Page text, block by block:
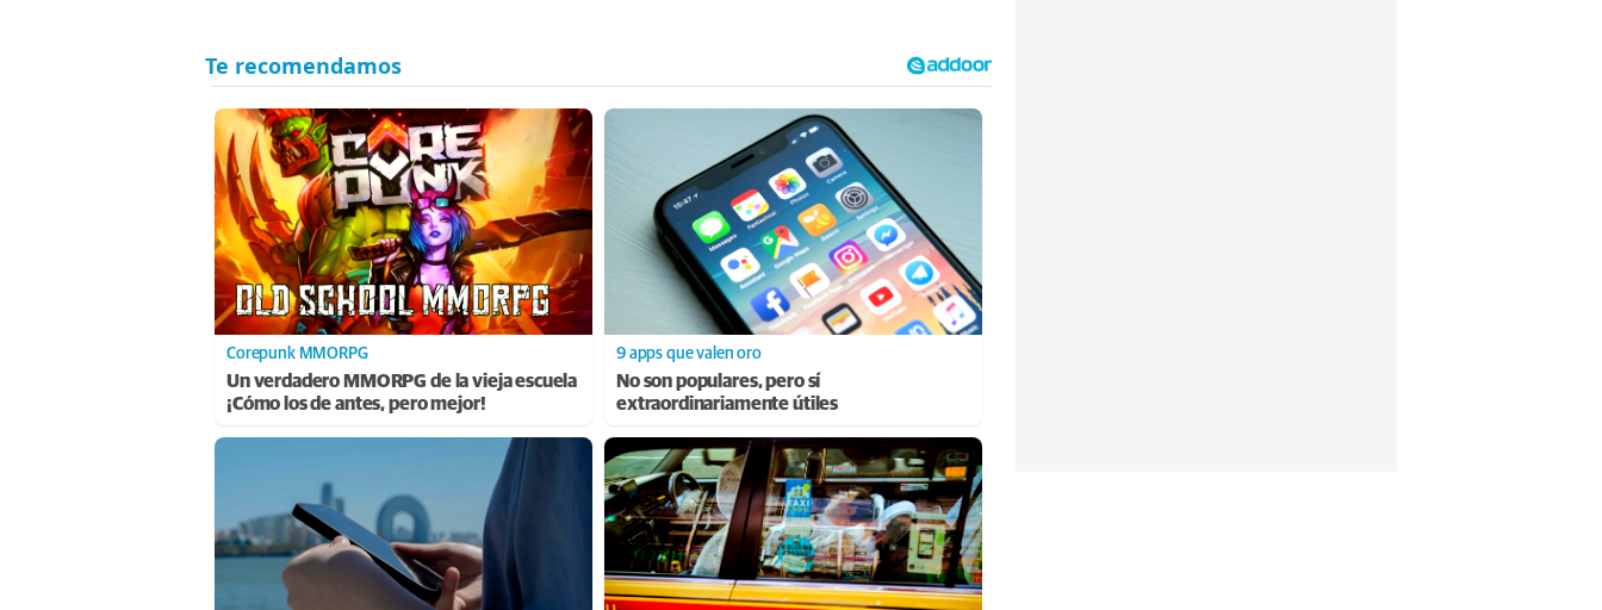
Corepunk MMORPG
Un verdadero MMORPG de la vieja escuela
¡Cómo los de antes, pero mejor!
9 apps que valen oro
No son populares, pero sí
extraordinariamente útiles